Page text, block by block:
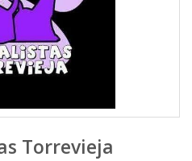
Torrevieja